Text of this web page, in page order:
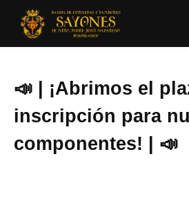
📣 | ¡Abrimos el
inscripción para
componentes! | 📣